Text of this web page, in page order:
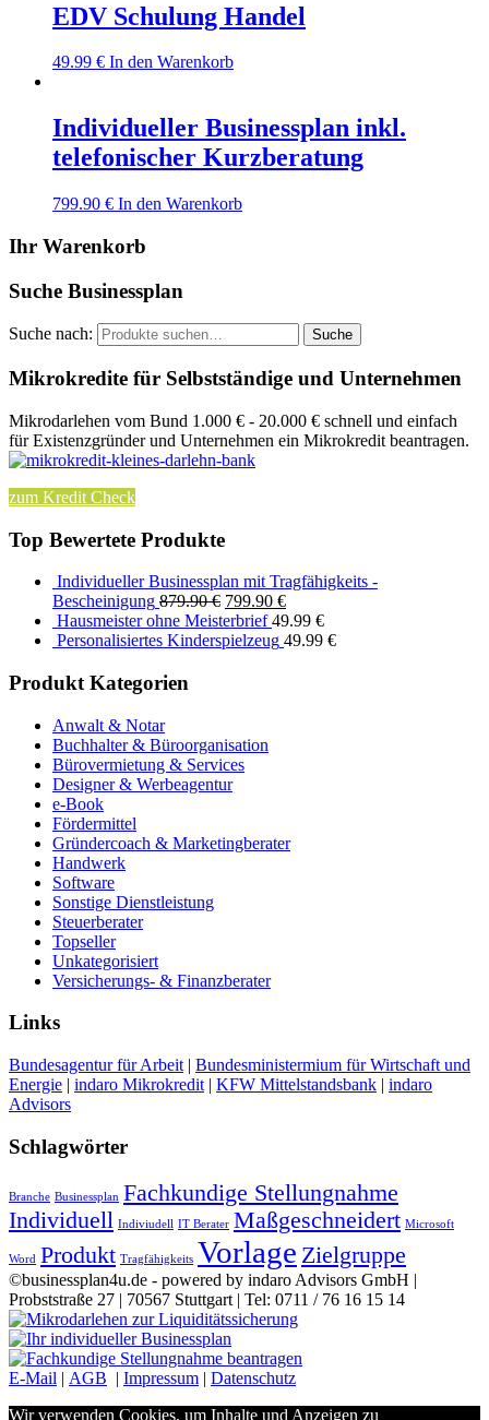
EDV Schulung Handel
49.99 € In den Warenkorb
Individueller Businessplan inkl.
telefonischer Kurzberatung
799.90 € In den Warenkorb
Ihr Warenkorb
Suche Businessplan
Suche nach: Suche
Mikrokredite für Selbstständige und Unternehmen
Mikrodarlehen vom Bund 1.000 € - 20.000 € schnell und einfach
für Existenzgründer und Unternehmen ein Mikrokredit beantragen.
zum Kredit Check
Top Bewertete Produkte
Individueller Businessplan mit Tragfähigkeits -
Bescheinigung 879.90€ 799.90 €
Hausmeister ohne Meisterbrief 49.99 €
Personalisiertes Kinderspielzeug 49.99 €
Produkt Kategorien
Anwalt & Notar
Buchhalter & Büroorganisation
Bürovermietung & Services
Designer & Werbeagentur
e-Book
Fördermittel
Gründercoach & Marketingberater
Handwerk
Software
Sonstige Dienstleistung
Steuerberater
Topseller
Unkategorisiert
Versicherungs- & Finanzberater
Links
Bundesagentur für Arbeit | Bundesministermium für Wirtschaft und
Energie | indaro Mikrokredit | KFW Mittelstandsbank | indaro
Advisors
Schlagwörter
Branche Businessplan Fachkundige Stellungnahme
Individuell Indiviudell IT Berater Maßgeschneidert Microsoft
Word Produkt Tragfähigkeits Vorlage Zielgruppe
©businessplan4u.de - powered by indaro Advisors GmbH |
Probststraße 27 | 70567 Stuttgart | Tel: 0711 / 76 16 15 14
E-Mail | AGB | Impressum | Datenschutz
Wir verwenden Cookies, um Inhalte und Anzeigen zu